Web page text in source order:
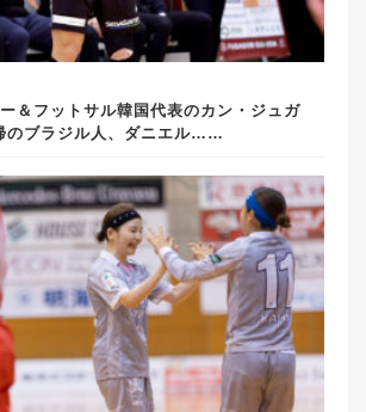
＆フットサル韓国代表のカン・ジュガ
のブラジル人、ダニエル……